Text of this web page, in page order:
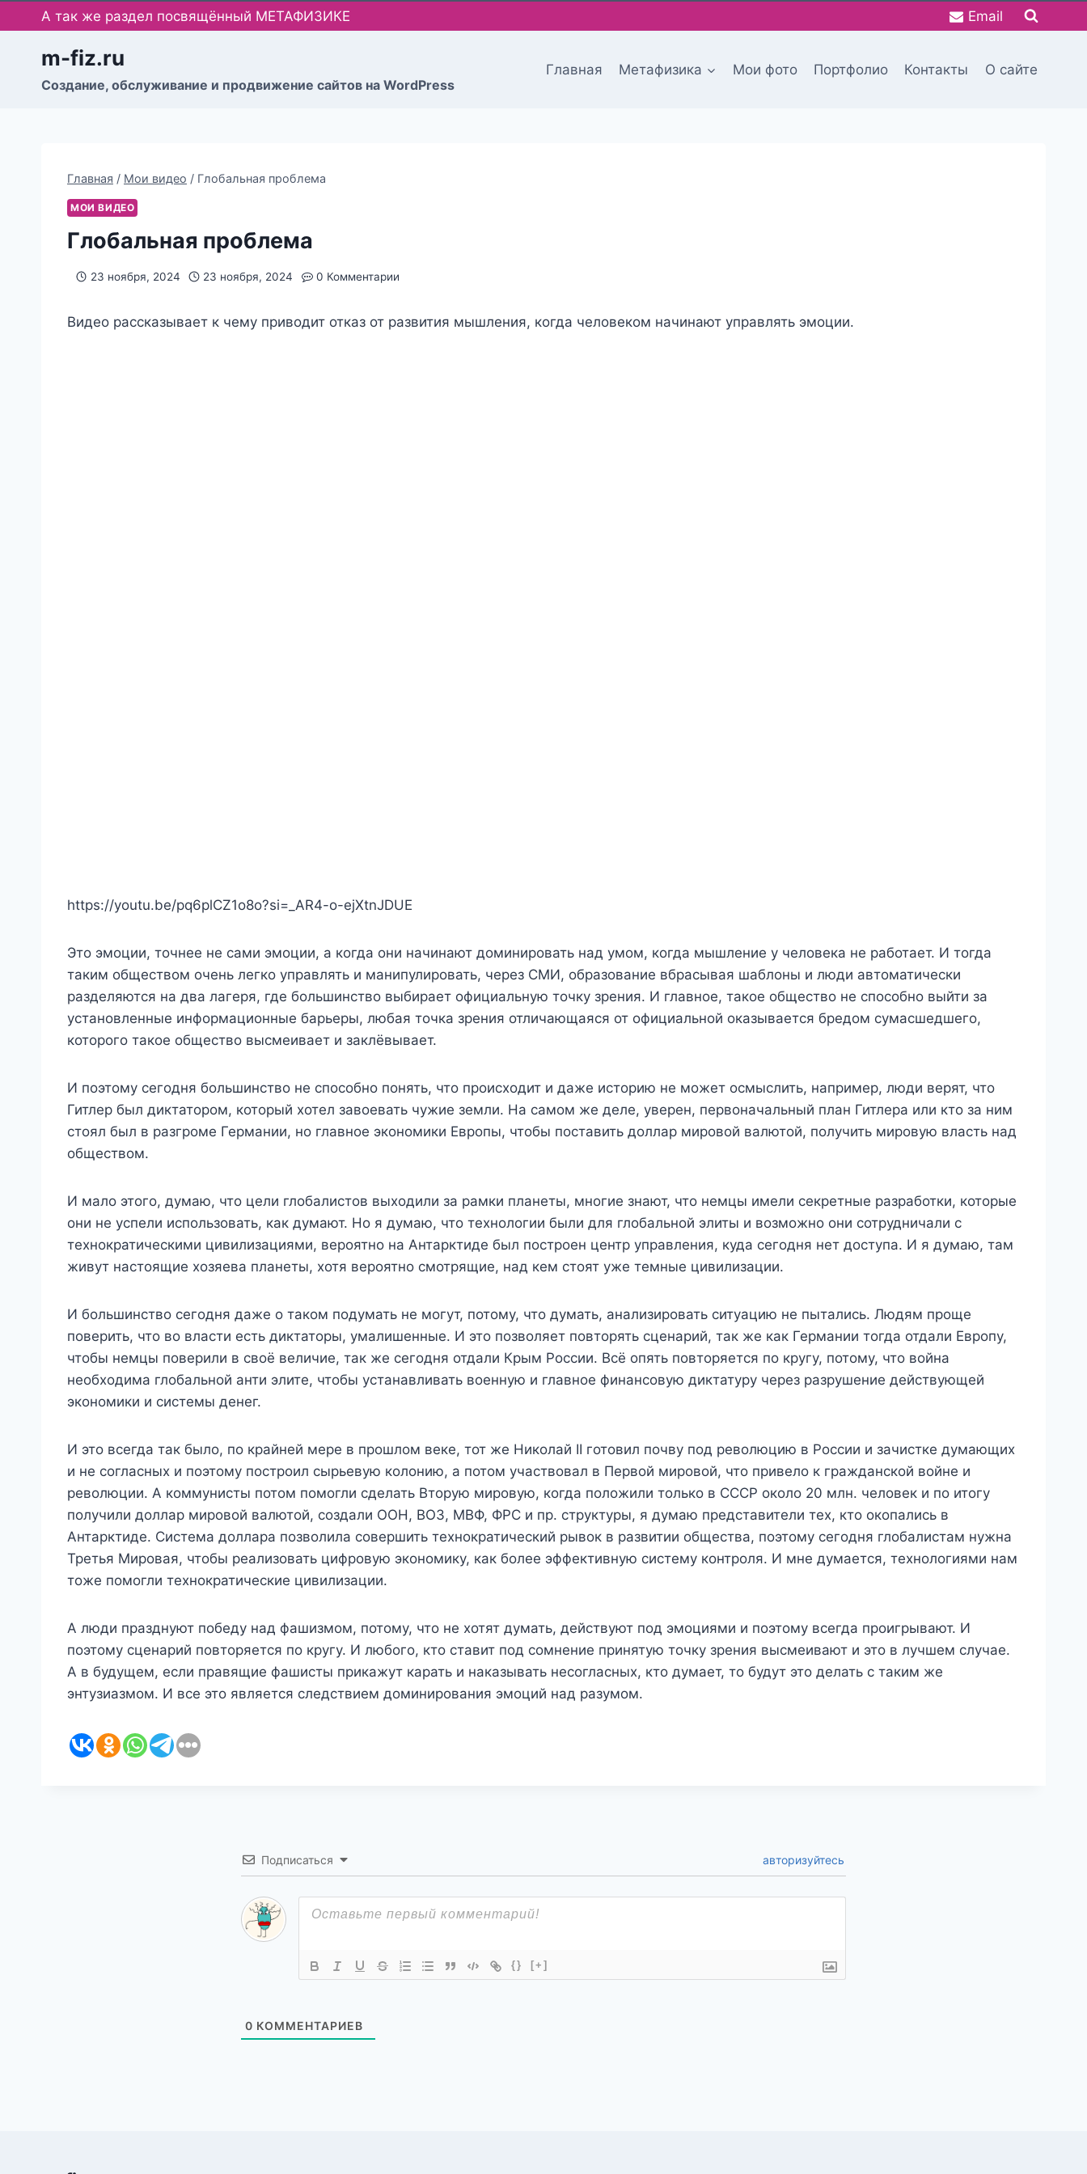
Перейти
к
содержимому
А так же раздел посвящённый МЕТАФИЗИКЕ Email
m-fiz.ru
Cоздание, обслуживание и продвижение сайтов на WordPress
Главная Метафизика Мои фото Портфолио Контакты О сайте
Главная / Мои видео / Глобальная проблема
МОИ ВИДЕО
Глобальная проблема
23 ноября, 2024 23 ноября, 2024 0 Комментарии
Видео рассказывает к чему приводит отказ от развития мышления, когда человеком начинают управлять эмоции.
https://youtu.be/pq6plCZ1o8o?si=_AR4-o-ejXtnJDUE
Это эмоции, точнее не сами эмоции, а когда они начинают доминировать над умом, когда мышление у человека не работает. И тогда
таким обществом очень легко управлять и манипулировать, через СМИ, образование вбрасывая шаблоны и люди автоматически
разделяются на два лагеря, где большинство выбирает официальную точку зрения. И главное, такое общество не способно выйти за
установленные информационные барьеры, любая точка зрения отличающаяся от официальной оказывается бредом сумасшедшего,
которого такое общество высмеивает и заклёвывает.
И поэтому сегодня большинство не способно понять, что происходит и даже историю не может осмыслить, например, люди верят, что
Гитлер был диктатором, который хотел завоевать чужие земли. На самом же деле, уверен, первоначальный план Гитлера или кто за ним
стоял был в разгроме Германии, но главное экономики Европы, чтобы поставить доллар мировой валютой, получить мировую власть над
обществом.
И мало этого, думаю, что цели глобалистов выходили за рамки планеты, многие знают, что немцы имели секретные разработки, которые
они не успели использовать, как думают. Но я думаю, что технологии были для глобальной элиты и возможно они сотрудничали с
технократическими цивилизациями, вероятно на Антарктиде был построен центр управления, куда сегодня нет доступа. И я думаю, там
живут настоящие хозяева планеты, хотя вероятно смотрящие, над кем стоят уже темные цивилизации.
И большинство сегодня даже о таком подумать не могут, потому, что думать, анализировать ситуацию не пытались. Людям проще
поверить, что во власти есть диктаторы, умалишенные. И это позволяет повторять сценарий, так же как Германии тогда отдали Европу,
чтобы немцы поверили в своё величие, так же сегодня отдали Крым России. Всё опять повторяется по кругу, потому, что война
необходима глобальной анти элите, чтобы устанавливать военную и главное финансовую диктатуру через разрушение действующей
экономики и системы денег.
И это всегда так было, по крайней мере в прошлом веке, тот же Николай II готовил почву под революцию в России и зачистке думающих
и не согласных и поэтому построил сырьевую колонию, а потом участвовал в Первой мировой, что привело к гражданской войне и
революции. А коммунисты потом помогли сделать Вторую мировую, когда положили только в СССР около 20 млн. человек и по итогу
получили доллар мировой валютой, создали ООН, ВОЗ, МВФ, ФРС и пр. структуры, я думаю представители тех, кто окопались в
Антарктиде. Система доллара позволила совершить технократический рывок в развитии общества, поэтому сегодня глобалистам нужна
Третья Мировая, чтобы реализовать цифровую экономику, как более эффективную систему контроля. И мне думается, технологиями нам
тоже помогли технократические цивилизации.
А люди празднуют победу над фашизмом, потому, что не хотят думать, действуют под эмоциями и поэтому всегда проигрывают. И
поэтому сценарий повторяется по кругу. И любого, кто ставит под сомнение принятую точку зрения высмеивают и это в лучшем случае.
А в будущем, если правящие фашисты прикажут карать и наказывать несогласных, кто думает, то будут это делать с таким же
энтузиазмом. И все это является следствием доминирования эмоций над разумом.
Подписаться авторизуйтесь
{} [+]
0 КОММЕНТАРИЕВ